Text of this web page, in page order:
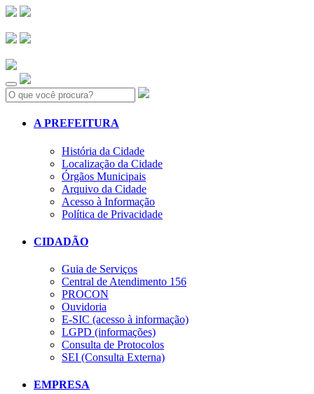
Search:
A PREFEITURA
História da Cidade
Localização da Cidade
Órgãos Municipais
Arquivo da Cidade
Acesso à Informação
Política de Privacidade
CIDADÃO
Guia de Serviços
Central de Atendimento 156
PROCON
Ouvidoria
E-SIC (acesso à informação)
LGPD (informações)
Consulta de Protocolos
SEI (Consulta Externa)
EMPRESA